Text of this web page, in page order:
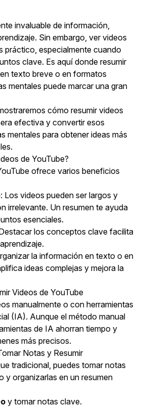
invaluable de información,
Sin embargo, ver videos
práctico, especialmente cuando
clave. Es aquí donde resumir
texto breve o en formatos
mentales puede marcar una gran
cómo resumir videos
efectiva y convertir esos
mentales para obtener ideas más
de YouTube?
ofrece varios beneficios
: Los videos pueden ser largos y
irrelevante. Un resumen te ayuda
esenciales.
los conceptos clave facilita
la información en texto o en
ideas complejas y mejora la
Videos de YouTube
manualmente o con herramientas
(IA). Aunque el método manual
de IA ahorran tiempo y
más precisos.
Notas y Resumir
tradicional, puedes tomar notas
y organizarlas en un resumen
y tomar notas clave.